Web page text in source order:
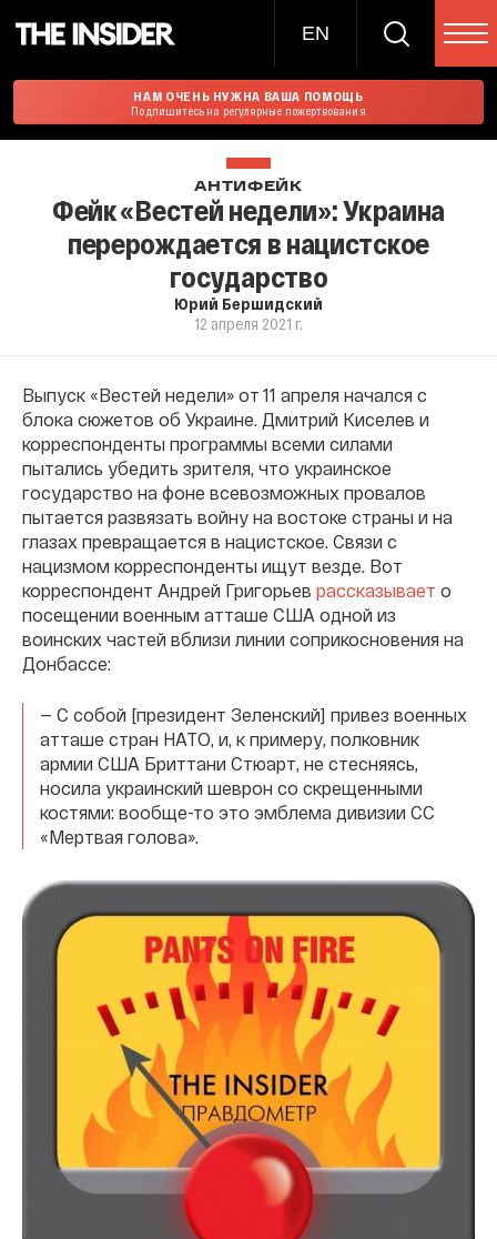
EN
НАМ ОЧЕНЬ НУЖНА ВАША ПОМОЩЬ
Подпишитесь на регулярные пожертвования
АНТИФЕЙК
Фейк «Вестей недели»: Украина
перерождается в нацистское
государство
Юрий Бершидский
12 апреля 2021 г.
Выпуск «Вестей недели» от 11 апреля начался с
блока сюжетов об Украине. Дмитрий Киселев и
корреспонденты программы всеми силами
пытались убедить зрителя, что украинское
государство на фоне всевозможных провалов
пытается развязать войну на востоке страны и на
глазах превращается в нацистское. Связи с
нацизмом корреспонденты ищут везде. Вот
корреспондент Андрей Григорьев рассказывает о
посещении военным атташе США одной из
воинских частей вблизи линии соприкосновения на
Донбассе:
— С собой [президент Зеленский] привез военных
атташе стран НАТО, и, к примеру, полковник
армии США Бриттани Стюарт, не стесняясь,
носила украинский шеврон со скрещенными
костями: вообще-то это эмблема дивизии СС
«Мертвая голова».